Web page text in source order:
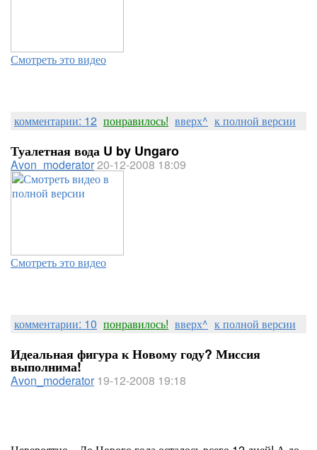
Смотреть это видео
комментарии: 12 понравилось! вверх^ к полной версии
Туалетная вода U by Ungaro
Avon_moderator20-12-2008 18:09
Смотреть это видео
комментарии: 10 понравилось! вверх^ к полной версии
Идеальная фигура к Новому году? Миссия
выполнима!
Avon_moderator 19-12-2008 19:18